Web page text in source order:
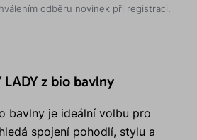
odběru novinek při registraci.
z bio bavlny
bavlny je ideální volbu pro
spojení pohodlí, stylu a